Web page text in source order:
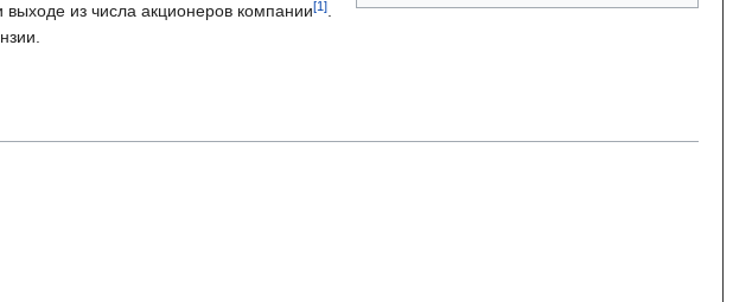
из числа акционеров компании